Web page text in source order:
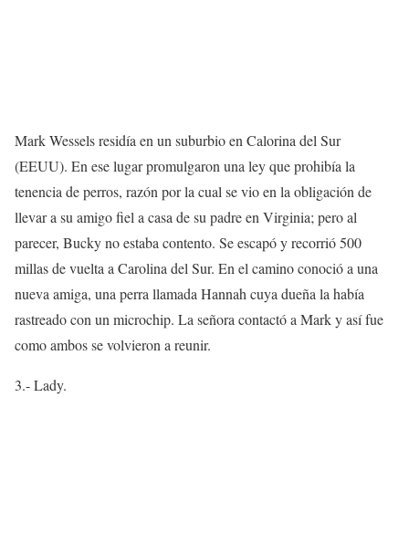
Mark Wessels residía en un suburbio en Calorina del Sur
(EEUU). En ese lugar promulgaron una ley que prohibía la
tenencia de perros, razón por la cual se vio en la obligación de
llevar a su amigo fiel a casa de su padre en Virginia; pero al
parecer, Bucky no estaba contento. Se escapó y recorrió 500
millas de vuelta a Carolina del Sur. En el camino conoció a una
nueva amiga, una perra llamada Hannah cuya dueña la había
rastreado con un microchip. La señora contactó a Mark y así fue
como ambos se volvieron a reunir.
3.- Lady.